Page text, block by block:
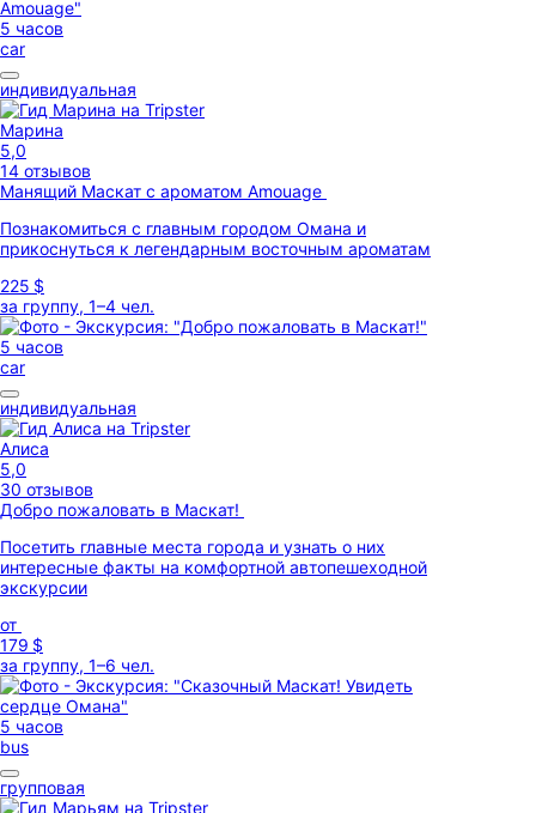
5 часов
car
индивидуальная
Марина
5,0
14 отзывов
Манящий Маскат с ароматом Amouage
Познакомиться с главным городом Омана и
прикоснуться к легендарным восточным ароматам
225 $
за группу, 1–4 чел.
5 часов
car
индивидуальная
Алиса
5,0
30 отзывов
Добро пожаловать в Маскат!
Посетить главные места города и узнать о них
интересные факты на комфортной автопешеходной
экскурсии
от
179 $
за группу, 1–6 чел.
5 часов
bus
групповая